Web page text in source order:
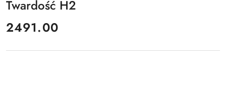
Twardość H2
cena:
2491.00